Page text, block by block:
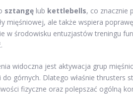
sztangę lub kettlebells, co znacznie
mięśniowej, ale także wspiera poprawę
w środowisku entuzjastów treningu
widoczna jest aktywacja grup
górnych. Dlatego właśnie thrusters
fizyczne oraz polepszać ogólną